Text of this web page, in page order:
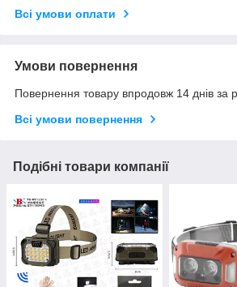
Всі умови оплати
Умови повернення
Повернення товару впродовж 14 днів за
Всі умови повернення
Подібні товари компанії